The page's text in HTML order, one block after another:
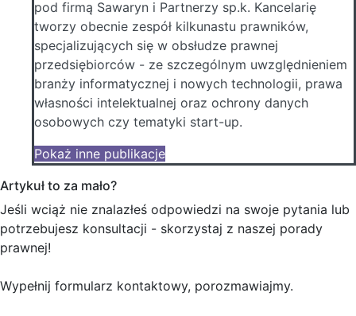
pod firmą Sawaryn i Partnerzy sp.k. Kancelarię
tworzy obecnie zespół kilkunastu prawników,
specjalizujących się w obsłudze prawnej
przedsiębiorców - ze szczególnym uwzględnieniem
branży informatycznej i nowych technologii, prawa
własności intelektualnej oraz ochrony danych
osobowych czy tematyki start-up.
Pokaż inne publikacje
Artykuł to za mało?
Jeśli wciąż nie znalazłeś odpowiedzi na swoje pytania lub
potrzebujesz konsultacji - skorzystaj z naszej porady
prawnej!
Wypełnij formularz kontaktowy, porozmawiajmy.